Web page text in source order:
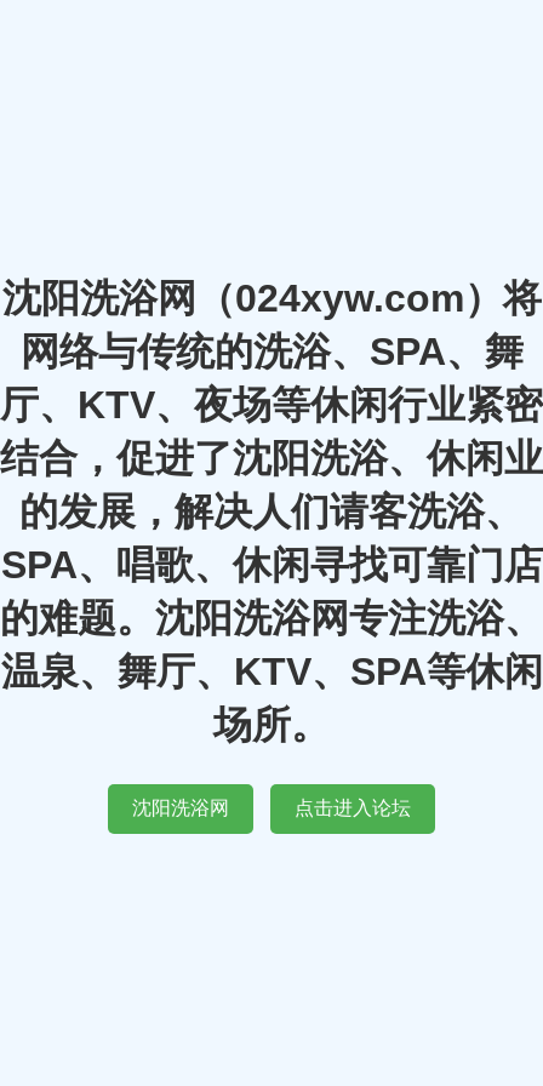
沈阳洗浴网（024xyw.com）将
网络与传统的洗浴、SPA、舞
厅、KTV、夜场等休闲行业紧密
结合，促进了沈阳洗浴、休闲业
的发展，解决人们请客洗浴、
SPA、唱歌、休闲寻找可靠门店
的难题。沈阳洗浴网专注洗浴、
温泉、舞厅、KTV、SPA等休闲
场所。
沈阳洗浴网 点击进入论坛